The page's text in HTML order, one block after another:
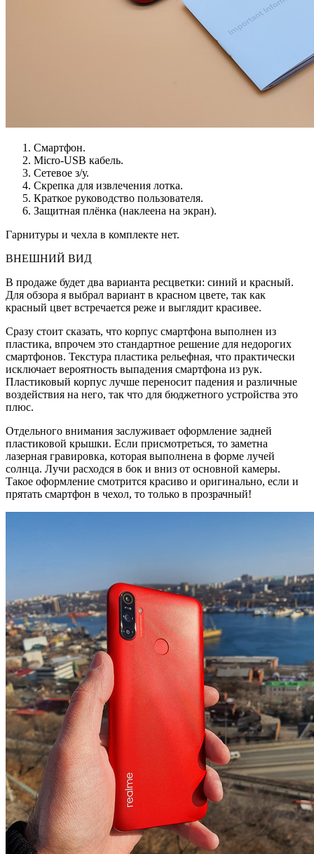
Смартфон.
Micro-USB кабель.
Сетевое з/у.
Скрепка для извлечения лотка.
Краткое руководство пользователя.
Защитная плёнка (наклеена на экран).
Гарнитуры и чехла в комплекте нет.
ВНЕШНИЙ ВИД
В продаже будет два варианта ресцветки: синий и красный.
Для обзора я выбрал вариант в красном цвете, так как
красный цвет встречается реже и выглядит красивее.
Сразу стоит сказать, что корпус смартфона выполнен из
пластика, впрочем это стандартное решение для недорогих
смартфонов. Текстура пластика рельефная, что практически
исключает вероятность выпадения смартфона из рук.
Пластиковый корпус лучше переносит падения и различные
воздействия на него, так что для бюджетного устройства это
плюс.
Отдельного внимания заслуживает оформление задней
пластиковой крышки. Если присмотреться, то заметна
лазерная гравировка, которая выполнена в форме лучей
солнца. Лучи расходся в бок и вниз от основной камеры.
Такое оформление смотрится красиво и оригинально, если и
прятать смартфон в чехол, то только в прозрачный!